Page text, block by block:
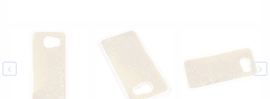
 